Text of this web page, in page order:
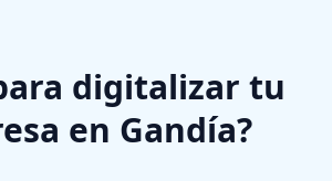
digitalizar tu
en Gandía?